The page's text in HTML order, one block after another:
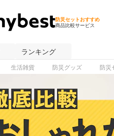
防災セットおすすめ
商品比較サービス
ランキング
生活雑貨 防災グッズ 防災